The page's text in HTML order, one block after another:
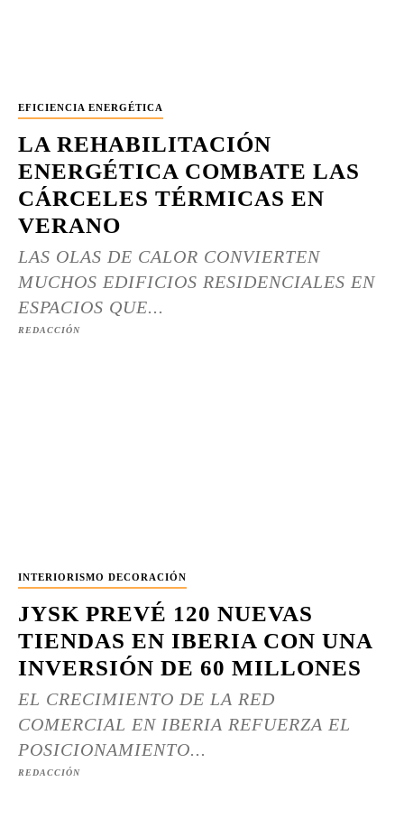
EFICIENCIA ENERGÉTICA
LA REHABILITACIÓN
ENERGÉTICA COMBATE LAS
CÁRCELES TÉRMICAS EN
VERANO
LAS OLAS DE CALOR CONVIERTEN
MUCHOS EDIFICIOS RESIDENCIALES EN
ESPACIOS QUE...
REDACCIÓN
INTERIORISMO DECORACIÓN
JYSK PREVÉ 120 NUEVAS
TIENDAS EN IBERIA CON UNA
INVERSIÓN DE 60 MILLONES
EL CRECIMIENTO DE LA RED
COMERCIAL EN IBERIA REFUERZA EL
POSICIONAMIENTO...
REDACCIÓN